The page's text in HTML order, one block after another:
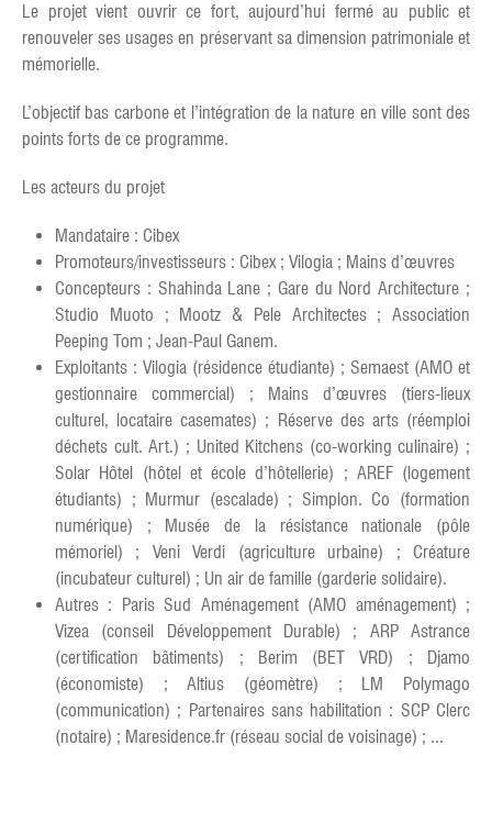
Le projet vient ouvrir ce fort, aujourd’hui fermé au public et
renouveler ses usages en préservant sa dimension patrimoniale et
mémorielle.
L’objectif bas carbone et l’intégration de la nature en ville sont des
points forts de ce programme.
Les acteurs du projet
Mandataire : Cibex
Promoteurs/investisseurs : Cibex ; Vilogia ; Mains d’œuvres
Concepteurs : Shahinda Lane ; Gare du Nord Architecture ;
Studio Muoto ; Mootz & Pele Architectes ; Association
Peeping Tom ; Jean-Paul Ganem.
Exploitants : Vilogia (résidence étudiante) ; Semaest (AMO et
gestionnaire commercial) ; Mains d’œuvres (tiers-lieux
culturel, locataire casemates) ; Réserve des arts (réemploi
déchets cult. Art.) ; United Kitchens (co-working culinaire) ;
Solar Hôtel (hôtel et école d’hôtellerie) ; AREF (logement
étudiants) ; Murmur (escalade) ; Simplon. Co (formation
numérique) ; Musée de la résistance nationale (pôle
mémoriel) ; Veni Verdi (agriculture urbaine) ; Créature
(incubateur culturel) ; Un air de famille (garderie solidaire).
Autres : Paris Sud Aménagement (AMO aménagement) ;
Vizea (conseil Développement Durable) ; ARP Astrance
(certification bâtiments) ; Berim (BET VRD) ; Djamo
(économiste) ; Altius (géomètre) ; LM Polymago
(communication) ; Partenaires sans habilitation : SCP Clerc
(notaire) ; Maresidence.fr (réseau social de voisinage) ; ...